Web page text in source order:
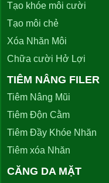
Tạo khóe môi cười
Tạo môi chẻ
Xóa Nhăn Môi
Chữa cười Hở Lợi
TIÊM NÂNG FILER
Tiêm Nâng Mũi
Tiêm Độn Cằm
Tiêm Đầy Khóe Nhăn
Tiêm xóa Nhăn
CĂNG DA MẶT